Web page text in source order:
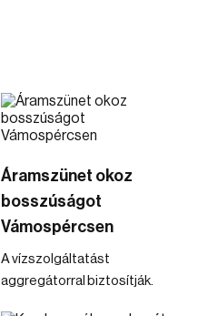
Áramszünet okoz
bosszúságot
Vámospércsen
A vízszolgáltatást
aggregátorral biztosítják.